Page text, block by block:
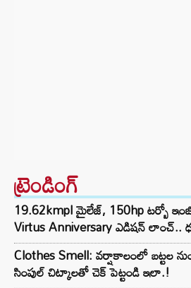
ట్రెండింగ్‌
19.62kmpl మైలేజ్, 150hp టర్బో
Virtus Anniversary ఎడిషన్ లాంచ్..
Clothes Smell: వర్షాకాలంలో బట్టల
సింపుల్ చిట్కాలతో చెక్ పెట్టండి ఇలా.!